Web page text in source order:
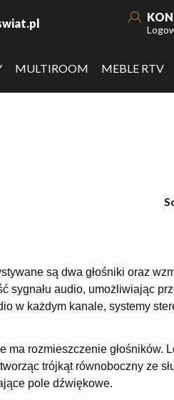
MULTIROOM MEBLE RTV
są dwa głośniki oraz
sygnału audio, umożliwiając
w każdym kanale, systemy
rozmieszczenie głośników.
trójkąt równoboczny ze
pole dźwiękowe.